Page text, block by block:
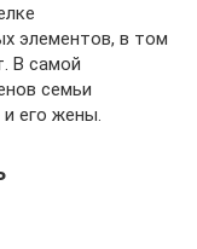
элементов, в том
В самой
семьи
его жены.